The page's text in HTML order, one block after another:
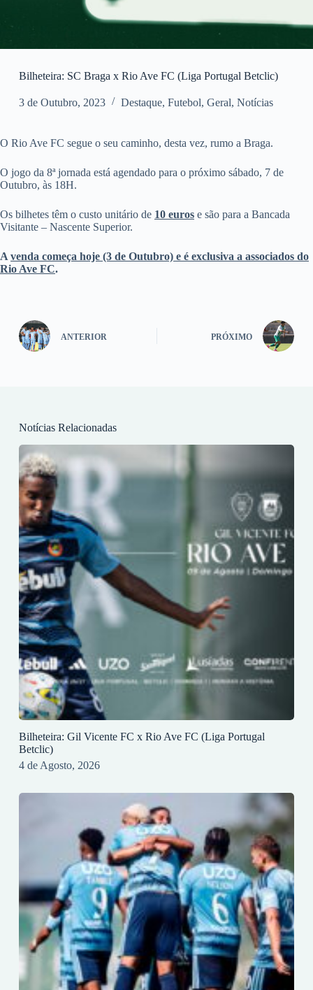
Bilheteira: SC Braga x Rio Ave FC (Liga Portugal Betclic)
3 de Outubro, 2023 Destaque, Futebol, Geral, Notícias
O Rio Ave FC segue o seu caminho, desta vez, rumo a Braga.
O jogo da 8ª jornada está agendado para o próximo sábado, 7 de
Outubro, às 18H.
Os bilhetes têm o custo unitário de 10 euros e são para a Bancada
Visitante – Nascente Superior.
A venda começa hoje (3 de Outubro) e é exclusiva a associados do
Rio Ave FC.
ANTERIOR PRÓXIMO
Notícias Relacionadas
Bilheteira: Gil Vicente FC x Rio Ave FC (Liga Portugal
Betclic)
4 de Agosto, 2026